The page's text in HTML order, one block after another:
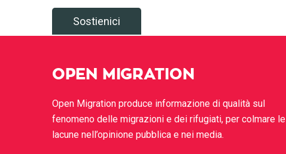
Sostienici
OPEN MIGRATION
Open Migration produce informazione di qualità sul
fenomeno delle migrazioni e dei rifugiati, per colmare le
lacune nell’opinione pubblica e nei media.